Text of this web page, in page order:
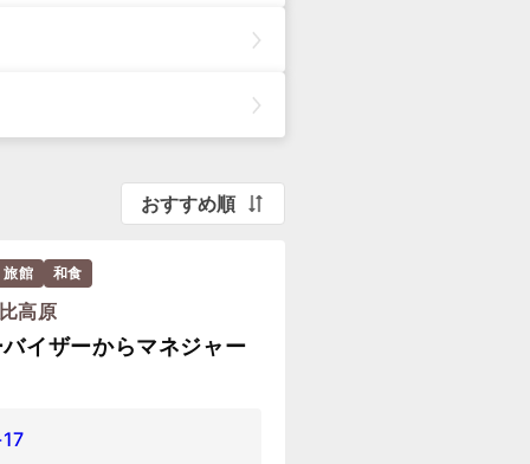
おすすめ順
旅館 和食
高原
イザーからマネジャー